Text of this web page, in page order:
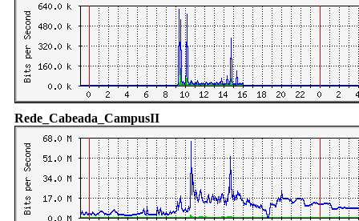
Rede_Cabeada_CampusII